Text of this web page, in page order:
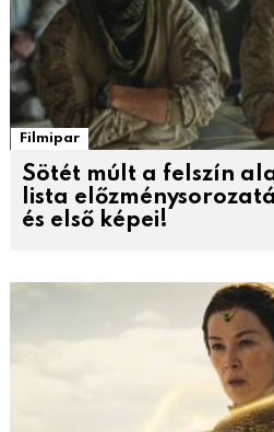
Filmipar
Sötét múlt a felszín
lista
és első képei!